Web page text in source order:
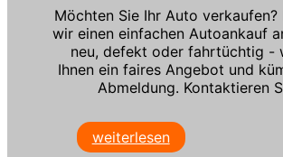
Möchten Sie Ihr Auto
wir einen einfachen Autoankauf
neu, defekt oder fahrtüchtig -
Ihnen ein faires Angebot und
Abmeldung. Kontaktieren
weiterlesen